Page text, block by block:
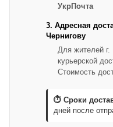
УкрПочта
3. Адресная
Чернигову
Для жителей г.
курьерской
Стоимость
⏱ Сроки
дней после